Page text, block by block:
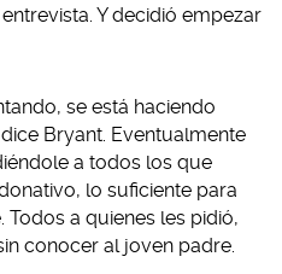
Y decidió empezar
se está haciendo
Bryant. Eventualmente
a todos los que
lo suficiente para
a quienes les pidió,
conocer al joven padre.